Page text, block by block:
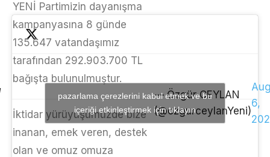
YENİ Partimizin dayanışma
kampanyasına 8 günde
135.647 vatandaşımız
tarafından 292.903.700 TL
bağışta bulunulmuştur.
İktidar yürüyüşümüzde bize
inanan, emek veren, destek
olan ve omuz omuza
— Özgür CEYLAN
(@ozgurceylanYeni)
6,
pazarlama çerezlerini kabul etmek ve bu
içeriği etkinleştirmek için tıklayın